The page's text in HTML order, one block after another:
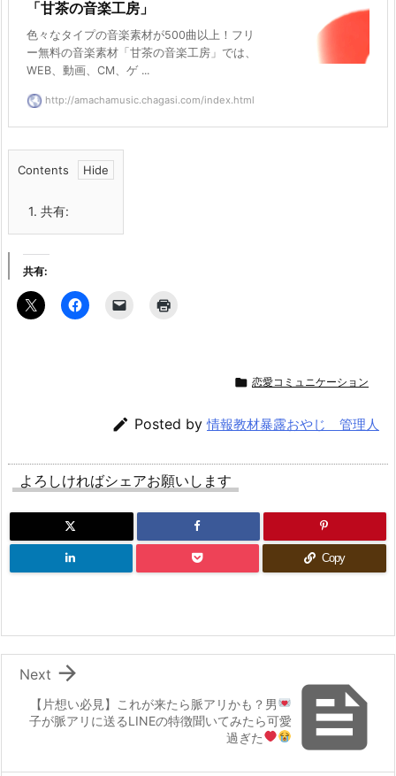
「甘茶の音楽工房」
色々なタイプの音楽素材が500曲以上！フリ
ー無料の音楽素材「甘茶の音楽工房」では、
WEB、動画、CM、ゲ ...
http://amachamusic.chagasi.com/index.html
Contents
1. 共有:
共有:
 恋愛コミュニケーション
 Posted by情報教材暴露おやじ 管理人
よろしければシェアお願いします
Copy

【片想い必見】これが来たら脈アリかも？ 男
子が脈アリに送るLINEの特徴聞いてみたら可愛
過ぎた

Next